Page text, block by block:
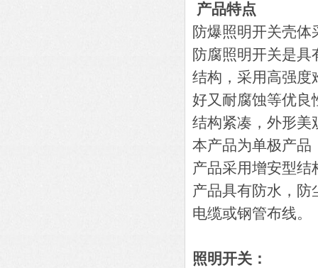
产品特点
防爆照明开关壳
防腐照明开关是
结构，采用高强度
好又耐腐蚀等优良
结构紧凑，外形美
本产品为单极产品
产品采用增安型结
产品具有防水，防
电缆或钢管布线。
照明开关：